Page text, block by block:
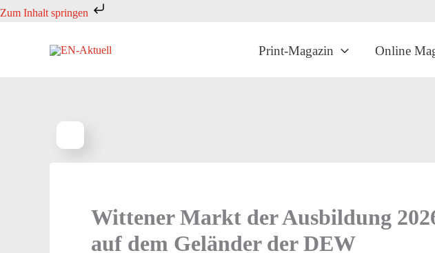
Zum Inhalt springen
Zum
Print-Magazin Online
Wittener Markt der Ausbildung
auf dem Geländer der DEW